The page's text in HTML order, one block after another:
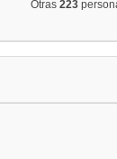
Otras 223